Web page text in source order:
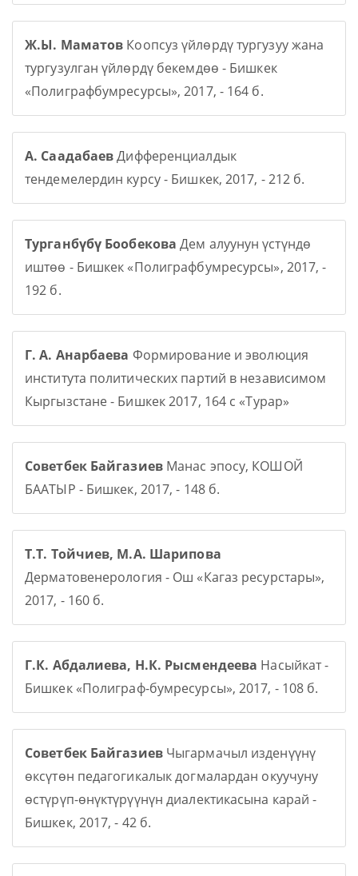
Ж.Ы. Маматов Коопсуз үйлөрдү тургузуу жана
тургузулган үйлөрдү бекемдөө - Бишкек
«Полиграфбумресурсы», 2017, - 164 б.
А. СаадабаевДифференциалдык
тендемелердин курсу - Бишкек, 2017, - 212 б.
Турганбүбү Бообекова Дем алуунун үстүндө
иштөө - Бишкек «Полиграфбумресурсы», 2017, -
192 б.
Г. А. Анарбаева Формирование и эволюция
института политических партий в независимом
Кыргызстане - Бишкек 2017, 164 с «Турар»
Советбек БайгазиевМанас эпосу, КОШОЙ
БААТЫР - Бишкек, 2017, - 148 б.
Т.Т. Тойчиев, М.А. Шарипова
Дерматовенерология - Ош «Кагаз ресурстары»,
2017, - 160 б.
Г.К. Абдалиева, Н.К. Рысмендеева Насыйкат -
Бишкек «Полиграф-бумресурсы», 2017, - 108 б.
Советбек БайгазиевЧыгармачыл изденүүнү
өксүтөн педагогикалык догмалардан окуучуну
өстүрүп-өнүктүрүүнүн диалектикасына карай -
Бишкек, 2017, - 42 б.